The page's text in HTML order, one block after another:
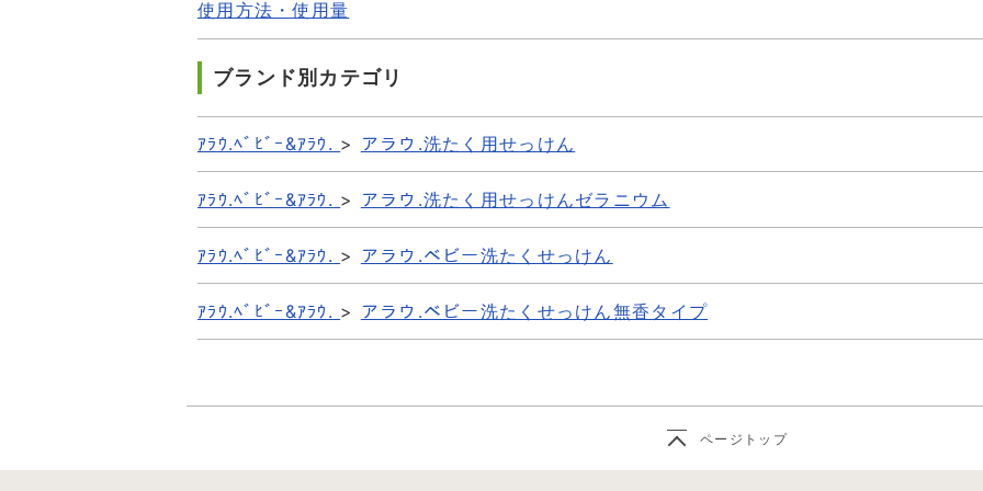
使用方法・使用量
ブランド別カテゴリ
ｱﾗｳ.ﾍﾞﾋﾞｰ&ｱﾗｳ. > アラウ.洗たく用せっけん
ｱﾗｳ.ﾍﾞﾋﾞｰ&ｱﾗｳ. > アラウ.洗たく用せっけんゼラニウム
ｱﾗｳ.ﾍﾞﾋﾞｰ&ｱﾗｳ. > アラウ.ベビー洗たくせっけん
ｱﾗｳ.ﾍﾞﾋﾞｰ&ｱﾗｳ. > アラウ.ベビー洗たくせっけん無香タイプ
ページトップ